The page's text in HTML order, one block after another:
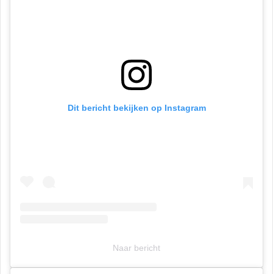
Dit bericht bekijken op Instagram
Naar bericht